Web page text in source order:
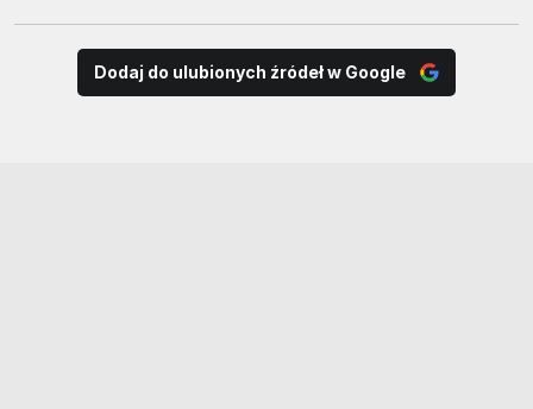
Dodaj do ulubionych źródeł w Google